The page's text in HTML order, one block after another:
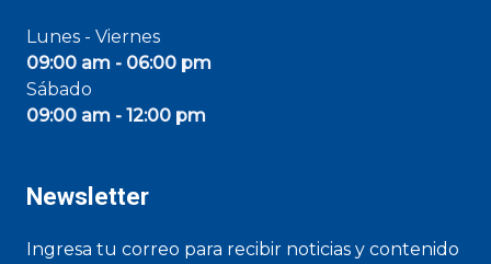
Lunes - Viernes
09:00 am - 06:00 pm
Sábado
09:00 am - 12:00 pm
Newsletter
Ingresa tu correo para recibir noticias y contenido